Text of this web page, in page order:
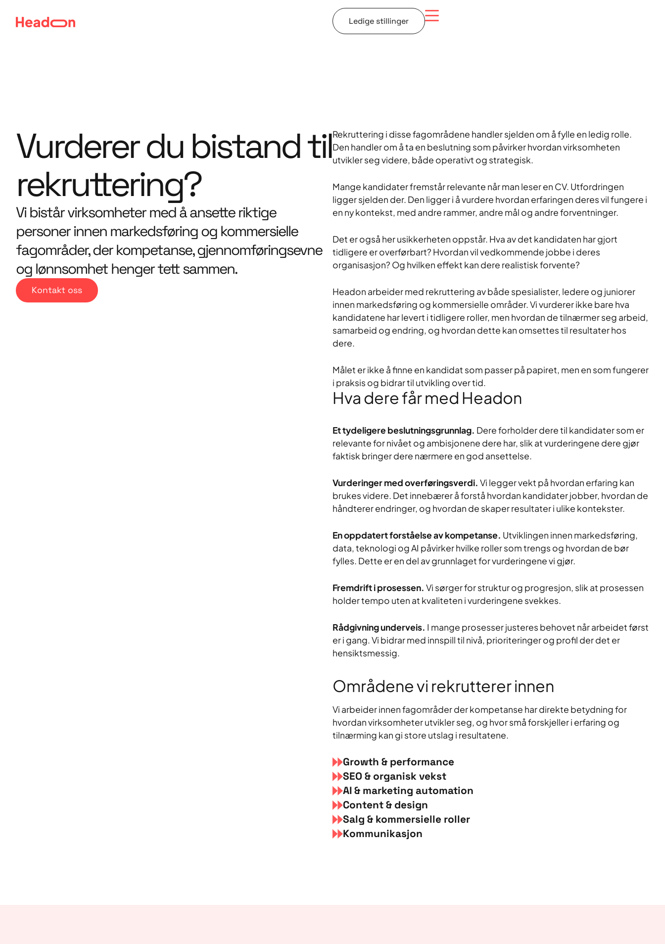
Ledige stillinger
Vurderer du bistand til
rekruttering?
Vi bistår virksomheter med å ansette riktige
personer innen markedsføring og kommersielle
fagområder, der kompetanse, gjennomføringsevne
og lønnsomhet henger tett sammen.
Kontakt oss
Rekruttering i disse fagområdene handler sjelden om å fylle en ledig rolle.
Den handler om å ta en beslutning som påvirker hvordan virksomheten
utvikler seg videre, både operativt og strategisk.
Mange kandidater fremstår relevante når man leser en CV. Utfordringen
ligger sjelden der. Den ligger i å vurdere hvordan erfaringen deres vil fungere i
en ny kontekst, med andre rammer, andre mål og andre forventninger.
Det er også her usikkerheten oppstår. Hva av det kandidaten har gjort
tidligere er overførbart? Hvordan vil vedkommende jobbe i deres
organisasjon? Og hvilken effekt kan dere realistisk forvente?
Headon arbeider med rekruttering av både spesialister, ledere og juniorer
innen markedsføring og kommersielle områder. Vi vurderer ikke bare hva
kandidatene har levert i tidligere roller, men hvordan de tilnærmer seg arbeid,
samarbeid og endring, og hvordan dette kan omsettes til resultater hos
dere.
Målet er ikke å finne en kandidat som passer på papiret, men en som fungerer
i praksis og bidrar til utvikling over tid.
Hva dere får med Headon
Et tydeligere beslutningsgrunnlag. Dere forholder dere til kandidater som er
relevante for nivået og ambisjonene dere har, slik at vurderingene dere gjør
faktisk bringer dere nærmere en god ansettelse.
Vurderinger med overføringsverdi. Vi legger vekt på hvordan erfaring kan
brukes videre. Det innebærer å forstå hvordan kandidater jobber, hvordan de
håndterer endringer, og hvordan de skaper resultater i ulike kontekster.
En oppdatert forståelse av kompetanse. Utviklingen innen markedsføring,
data, teknologi og AI påvirker hvilke roller som trengs og hvordan de bør
fylles. Dette er en del av grunnlaget for vurderingene vi gjør.
Fremdrift i prosessen. Vi sørger for struktur og progresjon, slik at prosessen
holder tempo uten at kvaliteten i vurderingene svekkes.
Rådgivning underveis. I mange prosesser justeres behovet når arbeidet først
er i gang. Vi bidrar med innspill til nivå, prioriteringer og profil der det er
hensiktsmessig.
Områdene vi rekrutterer innen
Vi arbeider innen fagområder der kompetanse har direkte betydning for
hvordan virksomheter utvikler seg, og hvor små forskjeller i erfaring og
tilnærming kan gi store utslag i resultatene.
Growth & performance
SEO & organisk vekst
AI & marketing automation
Content & design
Salg & kommersielle roller
Kommunikasjon